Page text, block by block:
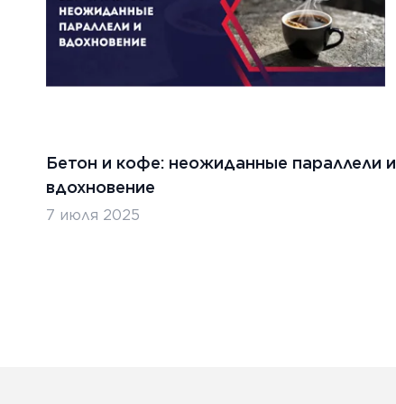
Бетон и кофе: неожиданные параллели и
вдохновение
7 июля 2025